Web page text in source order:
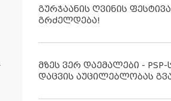
გურჯაანის ღვინის
გრძელდება!
მზეს ვერ დაემალები -
დაცვის აუცილებლობას